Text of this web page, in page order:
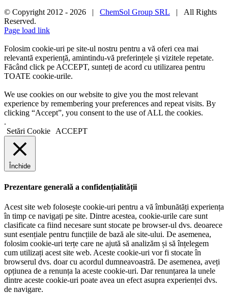
© Copyright 2012 - 2026 | ChemSol Group SRL | All Rights
Reserved.
Page load link
Folosim cookie-uri pe site-ul nostru pentru a vă oferi cea mai
relevantă experiență, amintindu-vă preferințele și vizitele repetate.
Făcând click pe ACCEPT, sunteți de acord cu utilizarea pentru
TOATE cookie-urile.
We use cookies on our website to give you the most relevant
experience by remembering your preferences and repeat visits. By
clicking “Accept”, you consent to the use of ALL the cookies.
.
Setări Cookie
ACCEPT
Închide
Prezentare generală a confidențialității
Acest site web folosește cookie-uri pentru a vă îmbunătăți experiența
în timp ce navigați pe site. Dintre acestea, cookie-urile care sunt
clasificate ca fiind necesare sunt stocate pe browser-ul dvs. deoarece
sunt esențiale pentru funcțiile de bază ale site-ului. De asemenea,
folosim cookie-uri terțe care ne ajută să analizăm și să înțelegem
cum utilizați acest site web. Aceste cookie-uri vor fi stocate în
browserul dvs. doar cu acordul dumneavoastră. De asemenea, aveți
opțiunea de a renunța la aceste cookie-uri. Dar renunțarea la unele
dintre aceste cookie-uri poate avea un efect asupra experienței dvs.
de navigare.